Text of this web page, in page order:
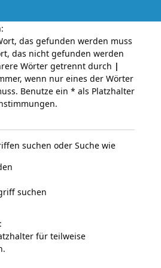
das gefunden werden muss
das nicht gefunden werden
Wörter getrennt durch |
wenn nur eines der Wörter
Benutze ein * als Platzhalter
suchen oder Suche wie
suchen
für teilweise